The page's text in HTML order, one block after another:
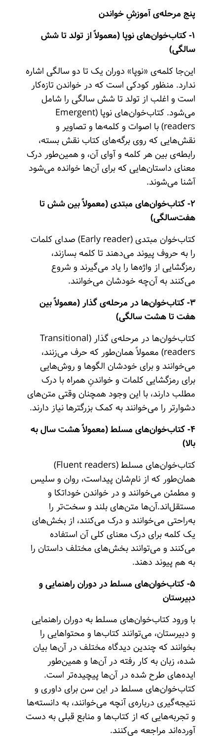
پنج مرحله‌ی آموزشِ خواندن
۱- کتاب‌خوان‌های نوپا (معمولاً از تولد تا شش
سالگی)
این‌جا کلمه‌ی «نوپا» دوران یک تا دو سالگی اشاره
ندارد. منظور کودکی است که در خواندن تازه‌کار
است و اغلب از تولد تا شش سالگی را شامل
می‌شود. کتاب‌خوان‌های نوپا (Emergent
readers) با اصوات و کلمه‌ها و تصاویر و
نقش‌هایی که روی برگه‌های کتاب نقش بسته،
رابطه‌ی بین هر کلمه و آوای آن، و همین‌طور درک
معنای داستان‌هایی که برای آن‌ها خوانده می‌شود
آشنا می‌شوند.
۲- کتاب‌خوان‌های مبتدی (معمولاً بین شش تا
هفت‌سالگی)
کتاب‌خوان مبتدی (Early reader) صدای کلمات
را به حروف پیوند می‌دهند تا کلمه بسازند،
رمزگشایی از واژه‌ها را یاد می‌گیرند و شروع
می‌کنند به آن‌چه خودشان می‌خوانند.
۳- کتاب‌خوان‌ها در مرحله‌ی گذار (معمولاً بین
هفت تا هشت سالگی)
کتاب‌خوان‌ها در مرحله‌ی گذار (Transitional
readers) معمولاً همان‌طور که حرف می‌زنند،
می‌خوانند و برای خودشان الگوها و روش‌هایی
برای رمزگشایی کلمات و خواندنِ همراه با درک
مطلب دارند، با این وجود همچنان وقتی متن‌های
دشوارتر را می‌خوانند به کمک بزرگترها نیاز دارند.
۴- کتاب‌خوان‌های مسلط (معمولاً هشت سال به
بالا)
کتاب‌خوان‌های مسلط (Fluent readers)
همان‌طور که از نام‌شان پیداست، روان و سلیس
و مطمئن می‌خوانند و در خواندن خوداتکا و
مستقل‌اند.آن‌ها متن‌های بلند و سخت‌تر را
به‌راحتی می‌خوانند و درک می‌کنند، از بخش‌های
یک کلمه برای درک معنای کلی آن استفاده
می‌کنند و می‌توانند بخش‌های مختلف داستان را
به هم پیوند دهند.
۵- کتاب‌خوان‌های مسلط در دوران راهنمایی و
دبیرستان
با ورود کتاب‌خوان‌های مسلط به دوران راهنمایی
و دبیرستان، می‌توانند کتاب‌ها و محتواهایی را
بخوانند که چندین دیدگاه مختلف در آن‌ها بیان
شده، زبان به کار رفته در آن‌ها و همین‌طور
ایده‌های طرح شده در آن‌ها پیچیده‌تر است.
کتاب‌خوان‌های مسلط در این سن برای داوری و
نتیجه‌گیری درباره‌ی آنچه می‌خوانند، به دانسته‌ها
و تجربه‌هایی که از کتاب‌ها و منابع قبلی به دست
آورده‌اند مراجعه می‌کنند.